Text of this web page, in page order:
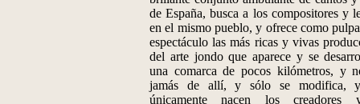
de España, busca a los compositores y
en el mismo pueblo, y ofrece como
espectáculo las más ricas y vivas
del arte jondo que aparece y se
una comarca de pocos kilómetros, y
jamás de allí, y sólo se modifica,
únicamente nacen los creadores